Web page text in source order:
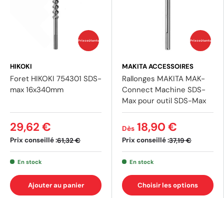
Prix coûtants
HIKOKI
Foret HIKOKI 754301 SDS-
max 16x340mm
Prix conseillé :61,32 €
29,62 €
En stock
Ajouter au panier
Prix coûtants
MAKITA ACCESSOIRES
Rallonges MAKITA MAK-
Connect Machine SDS-
Max pour outil SDS-Max
Prix conseillé :37,19 €
Dès 18,90 €
En stock
Choisir les options